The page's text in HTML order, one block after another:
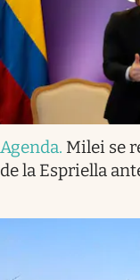
Agenda. Milei se
de la Espriella